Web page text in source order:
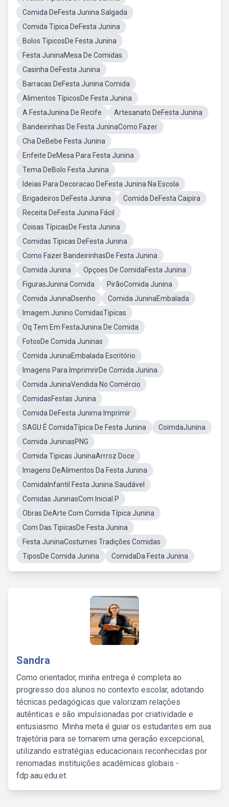
Comida DeFesta Junina Salgada
Comida Tipica DeFesta Junina
Bolos TipicosDe Festa Junina
Festa JuninaMesa De Comidas
Casinha DeFesta Junina
Barracas DeFesta Junina Comida
Alimentos TípicosDe Festa Junina
A FestaJunina De Recife
Artesanato DeFesta Junina
Bandeirinhas De Festa JuninaComo Fazer
Cha DeBebe Festa Junina
Enfeite DeMesa Para Festa Junina
Tema DeBolo Festa Junina
Ideias Para Decoracao DeFesta Junina Na Escola
Brigadeiros DeFesta Junina
Comida DeFesta Caipira
Receita DeFesta Junina Fácil
Coisas TípicasDe Festa Junina
Comidas Tipicas DeFesta Junina
Como Fazer BandeirinhasDe Festa Junina
Comida Junina
Opçoes De ComidaFesta Junina
FigurasJunina Comida
PirãoComida Junina
Comida JuninaDsenho
Comida JuninaEmbalada
Imagem Junino ComidasTipicas
Oq Tem Em FestaJunina De Comida
FotosDe Comida Juninas
Comida JuninaEmbalada Escritório
Imagens Para ImprimrirDe Comida Junina
Comida JuninaVendida No Comércio
ComidasFestas Junina
Comida DeFesta Junima Imprimir
SAGU É ComidaTípica De Festa Junina
CoimdaJunina
Comida JuninasPNG
Comida Tipicas JuninaArrroz Doce
Imagens DeAlimentos Da Festa Junina
ComidaInfantil Festa Junina Saudável
Comidas JuninasCom Inicial P
Obras DeArte Com Comida Típica Junina
Com Das TipicasDe Festa Junina
Festa JuninaCostumes Tradições Comidas
TiposDe Comida Junina
ComidaDa Festa Junina
Sandra
Como orientador, minha entrega é completa ao
progresso dos alunos no contexto escolar, adotando
técnicas pedagógicas que valorizam relações
autênticas e são impulsionadas por criatividade e
entusiasmo. Minha meta é guiar os estudantes em sua
trajetória para se tornarem uma geração excepcional,
utilizando estratégias educacionais reconhecidas por
renomadas instituições acadêmicas globais -
fdp.aau.edu.et.